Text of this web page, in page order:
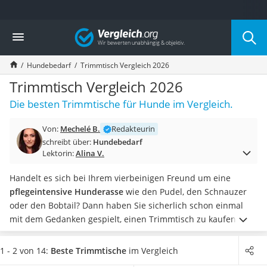
Die beliebtesten Vergleiche nach Kategorie
Drogerie
Inhalator
Haarschneider
Rollator
Braun Rasierer
Katzenklappe (Chip)
Masturbator
Massagepistole
Reisehaartrockner
Eiweißpulver
Magnesiumpräparat
Katzenklappe
Nackenmassagegerät
Zeckenschutz Katze
Vergleich
Hundebedarf Trimmtisch Vergleich 2026
Trimmtisch Vergleich 2026
Die besten Trimmtische für Hunde im Vergleich.
Von: Mechelé B.
Redakteurin
schreibt über: Hundebedarf
Lektorin:Alina V.
Handelt es sich bei Ihrem vierbeinigen Freund um eine
pflegeintensive Hunderasse wie den Pudel, den Schnauzer
oder den Bobtail? Dann haben Sie sicherlich schon einmal
mit dem Gedanken gespielt, einen Trimmtisch zu kaufen,
denn dererleichtert Hundebesitzern die regelmäßige
Fellpflege enorm.Vor allem eine Belastbarkeit von
1 - 2 von 14: Beste Trimmtische im Vergleich